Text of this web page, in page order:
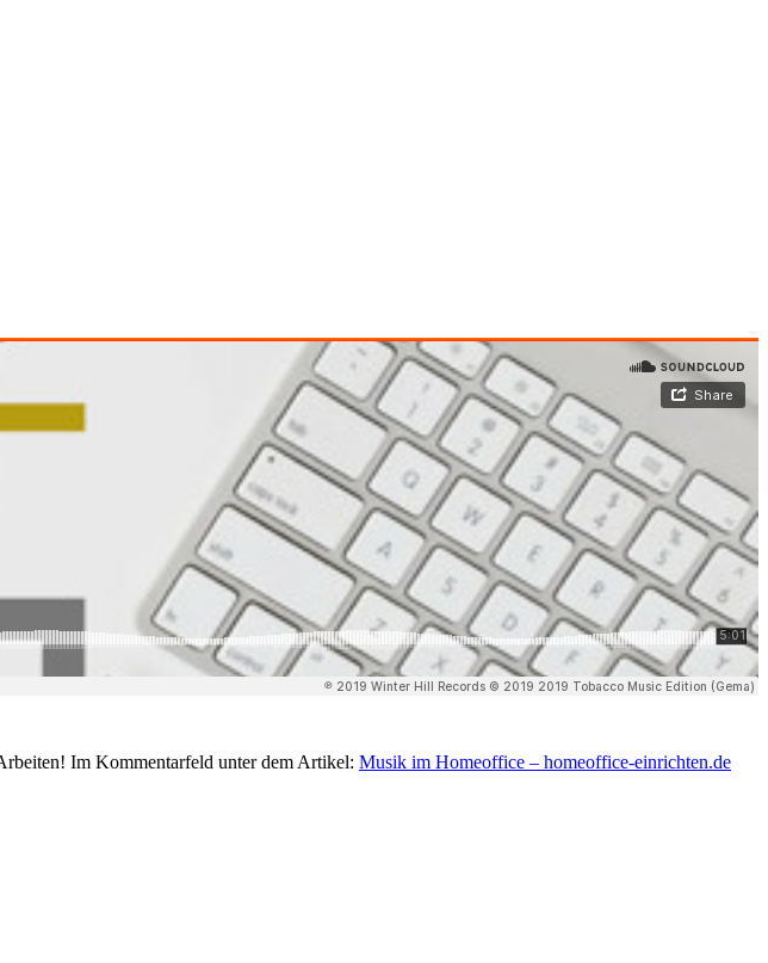
Im Kommentarfeld unter dem Artikel: Musik im Homeoffice – homeoffice-einrichten.de